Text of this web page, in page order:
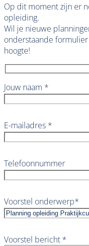
Op dit moment zijn er
opleiding.
Wil je nieuwe
onderstaande
hoogte!
Jouw naam *
E-mailadres *
Telefoonnummer
Voorstel onderwerp*
Voorstel bericht *